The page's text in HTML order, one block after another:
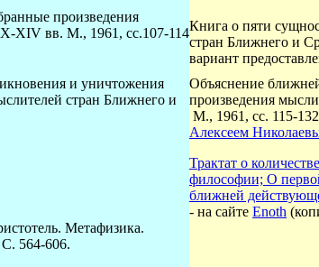
произведения
XIV вв. М., 1961, сс.107-114Книга о пяти
стран Ближнего и
вариант
и уничтожения
стран Ближнего и
Объяснение
произведения
М., 1961, сс. 115-132
Алексеем
Трактат о
философии; О
ближней
- на сайте Enoth
Метафизика.
564-606.